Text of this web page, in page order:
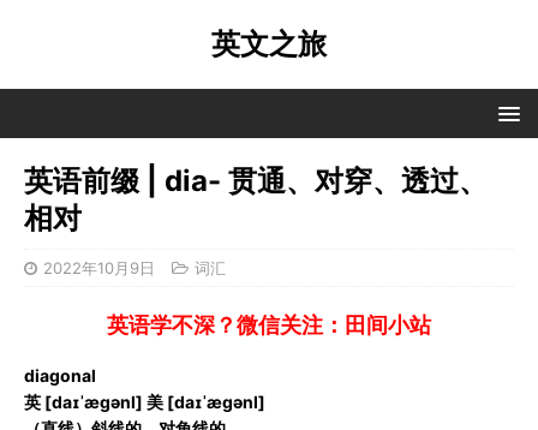
英文之旅
英语前缀 | dia- 贯通、对穿、透过、
相对
2022年10月9日 词汇
英语学不深？微信关注：田间小站
diagonal
英 [daɪˈæɡənl] 美 [daɪˈæɡənl]